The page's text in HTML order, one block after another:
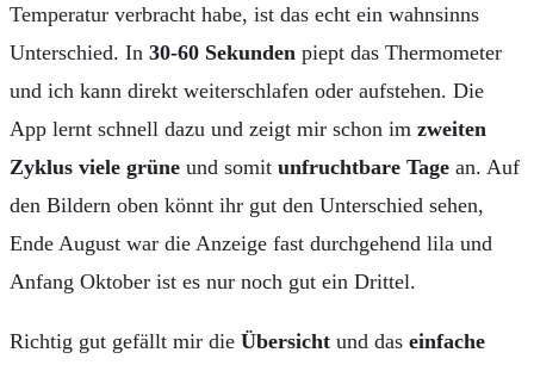
Temperatur verbracht habe, ist das echt ein wahnsinns
Unterschied. In 30-60 Sekunden piept das Thermometer
und ich kann direkt weiterschlafen oder aufstehen. Die
App lernt schnell dazu und zeigt mir schon im zweiten
Zyklus viele grüne und somit unfruchtbare Tage an. Auf
den Bildern oben könnt ihr gut den Unterschied sehen,
Ende August war die Anzeige fast durchgehend lila und
Anfang Oktober ist es nur noch gut ein Drittel.
Richtig gut gefällt mir die Übersicht und das einfache